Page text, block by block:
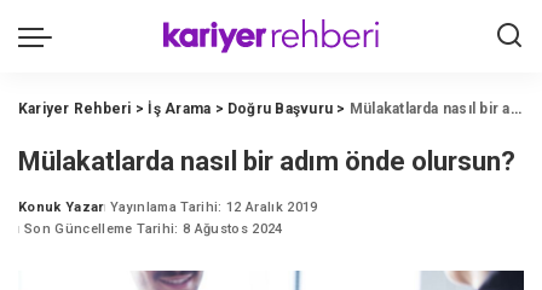
Kariyer Rehberi > İş Arama > Doğru Başvuru > Mülakatlarda nasıl bir adım önde olursun?
Mülakatlarda nasıl bir adım önde olursun?
Posted
by
Konuk Yazar Yayınlama Tarihi: 12 Aralık 2019
Son Güncelleme Tarihi: 8 Ağustos 2024